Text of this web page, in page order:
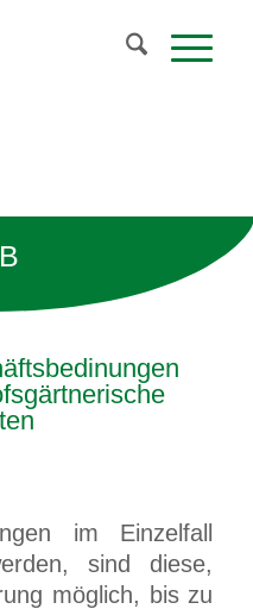
im Einzelfall
sind diese,
möglich, bis zu